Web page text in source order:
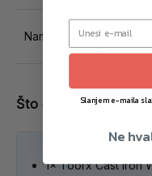
Namjena
Trening
Što dobivate u
1× Toorx Cast Iron
Slanjem e-maila
Ne